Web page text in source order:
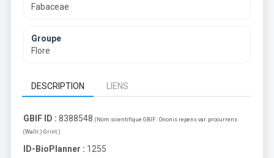
Fabaceae
Groupe
Flore
DESCRIPTION LIENS
GBIF ID : 8388548 (Nom scientifique GBIF : Ononis repens var. procurrens
(Wallr.) Grint.)
ID-BioPlanner : 1255